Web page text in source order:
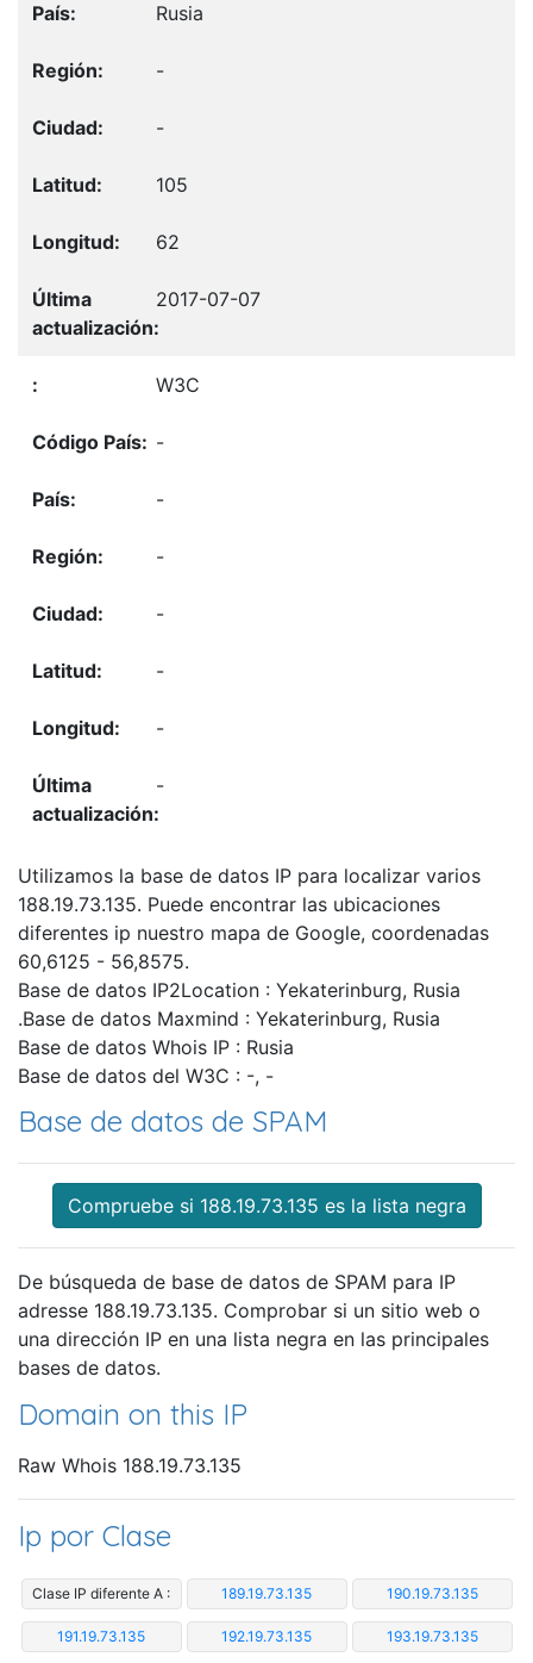
Rusia
-
-
105
62
2017-07-07
W3C
-
-
-
-
-
-
-
Utilizamos la base de datos IP para localizar varios
188.19.73.135. Puede encontrar las ubicaciones
diferentes ip nuestro mapa de Google, coordenadas
60,6125 - 56,8575.
Base de datos IP2Location : Yekaterinburg, Rusia
.Base de datos Maxmind : Yekaterinburg, Rusia
Base de datos Whois IP : Rusia
Base de datos del W3C : -, -
Base de datos de SPAM
Compruebe si 188.19.73.135 es la lista negra
De búsqueda de base de datos de SPAM para IP
adresse 188.19.73.135. Comprobar si un sitio web o
una dirección IP en una lista negra en las principales
bases de datos.
Domain on this IP
Raw Whois 188.19.73.135
Ip por Clase
Clase IP diferente A : 189.19.73.135 190.19.73.135
191.19.73.135 192.19.73.135 193.19.73.135